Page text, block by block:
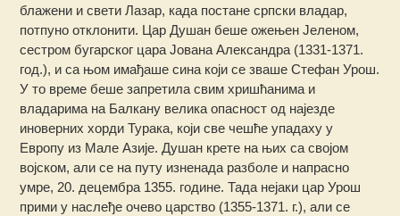
блажени и свети Лазар, када постане српски владар,
потпуно отклонити. Цар Душан беше ожењен Јеленом,
сестром бугарског цара Јована Александра (1331-1371.
год.), и са њом имађаше сина који се зваше Стефан Урош.
У то време беше запретила свим хришћанима и
владарима на Балкану велика опасност од најезде
иноверних хорди Турака, који све чешће упадаху у
Европу из Мале Азије. Душан крете на њих са својом
војском, али се на путу изненада разболе и напрасно
умре, 20. децембра 1355. године. Тада нејаки цар Урош
прими у наслеђе очево царство (1355-1371. г.), али се